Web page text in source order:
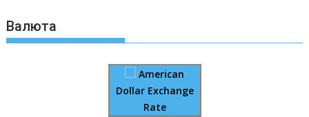
Валюта
American
Dollar Exchange
Rate